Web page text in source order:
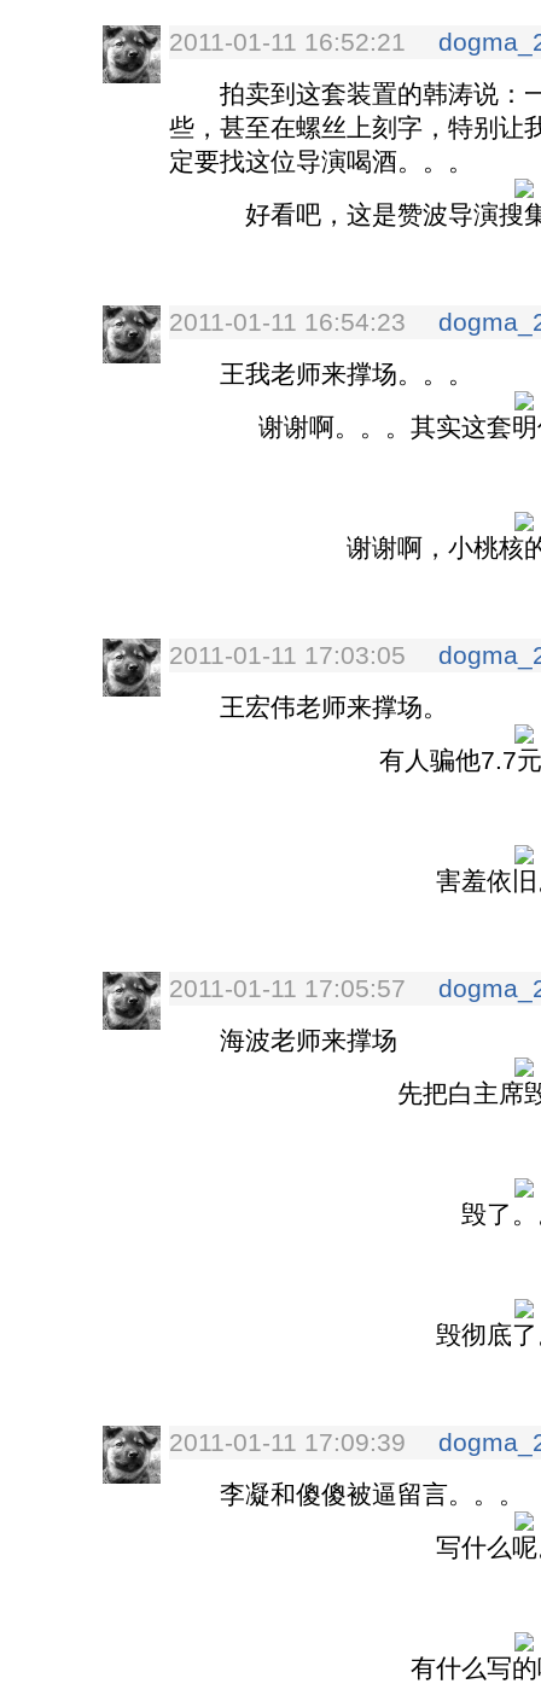
2011-01-11 16:52:21
拍卖到这套装置的韩涛说：
些，甚至在螺丝上刻字，特别让
定要找这位导演喝酒。。。
好看吧，这是赞波导演搜
2011-01-11 16:54:23
王我老师来撑场。。。
谢谢啊。。。其实这套
谢谢啊，小桃核
2011-01-11 17:03:05
王宏伟老师来撑场。
有人骗他7.7
害羞依
2011-01-11 17:05:57
海波老师来撑场
先把白主席
毁了
毁彻底
2011-01-11 17:09:39
李凝和傻傻被逼留言。。。
写什么
有什么写